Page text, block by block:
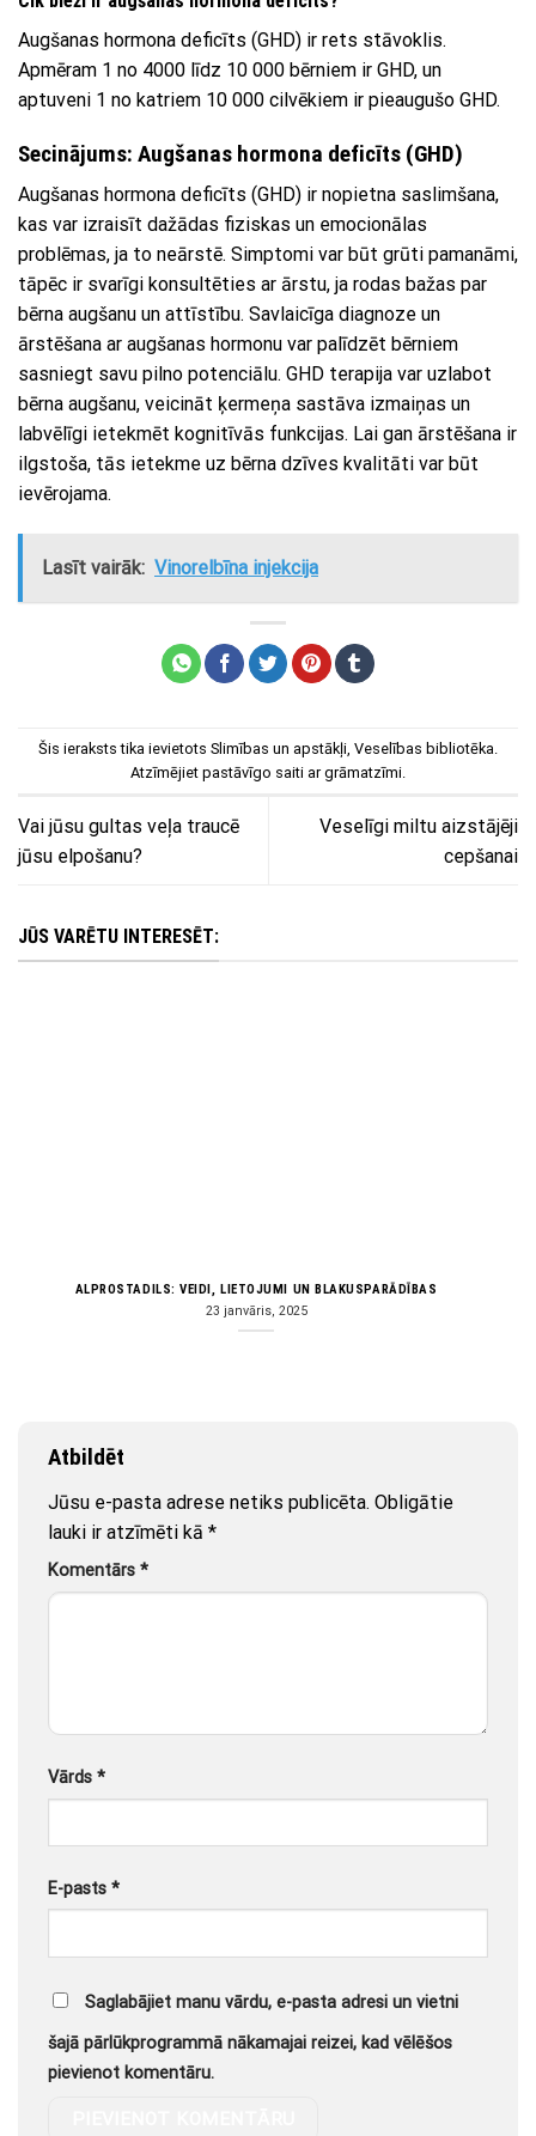
Augšanas hormona deficīts (GHD) ir rets stāvoklis.
Apmēram 1 no 4000 līdz 10 000 bērniem ir GHD, un
aptuveni 1 no katriem 10 000 cilvēkiem ir pieaugušo GHD.
Secinājums: Augšanas hormona deficīts (GHD)
Augšanas hormona deficīts (GHD) ir nopietna saslimšana,
kas var izraisīt dažādas fiziskas un emocionālas
problēmas, ja to neārstē. Simptomi var būt grūti pamanāmi,
tāpēc ir svarīgi konsultēties ar ārstu, ja rodas bažas par
bērna augšanu un attīstību. Savlaicīga diagnoze un
ārstēšana ar augšanas hormonu var palīdzēt bērniem
sasniegt savu pilno potenciālu. GHD terapija var uzlabot
bērna augšanu, veicināt ķermeņa sastāva izmaiņas un
labvēlīgi ietekmēt kognitīvās funkcijas. Lai gan ārstēšana ir
ilgstoša, tās ietekme uz bērna dzīves kvalitāti var būt
ievērojama.
Lasīt vairāk: Vinorelbīna injekcija
Šis ieraksts tika ievietots Slimības un apstākļi Veselības bibliotēka
Atzīmējiet pastāvīgo saiti ar grāmatzīmi.
Vai jūsu gultas veļa traucē
jūsu elpošanu?
Veselīgi miltu aizstājēji
cepšanai
JŪS VARĒTU INTERESĒT:
ALPROSTADILS: VEIDI, LIETOJUMI UN BLAKUSPARĀDĪBAS
23 janvāris, 2025
Atbildēt
Jūsu e-pasta adrese netiks publicēta. Obligātie
lauki ir atzīmēti kā *
Komentārs *
Vārds *
E-pasts *
Saglabājiet manu vārdu, e-pasta adresi un vietni
šajā pārlūkprogrammā nākamajai reizei, kad vēlēšos
pievienot komentāru.